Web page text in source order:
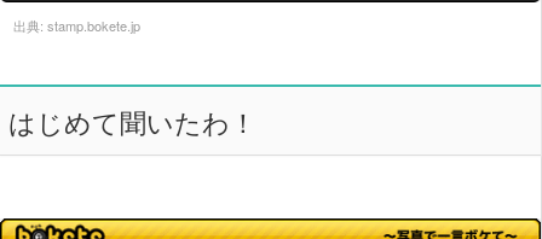
出典: stamp.bokete.jp
はじめて聞いたわ！